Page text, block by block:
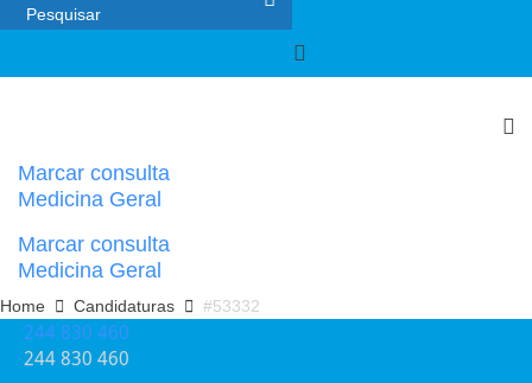
Marcar consulta
Medicina Geral
Marcar consulta
Medicina Geral
Home Candidaturas #53332
244 830 460​
244 830 460​